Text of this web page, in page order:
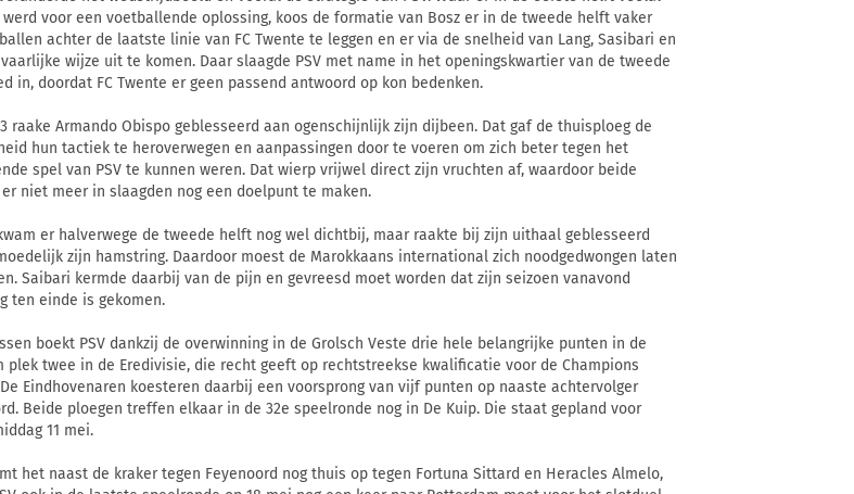
werd voor een voetballende oplossing, koos de formatie van Bosz er in de tweede helft vaker
achter de laatste linie van FC Twente te leggen en er via de snelheid van Lang, Sasibari en
wijze uit te komen. Daar slaagde PSV met name in het openingskwartier van de tweede
in, doordat FC Twente er geen passend antwoord op kon bedenken.
raake Armando Obispo geblesseerd aan ogenschijnlijk zijn dijbeen. Dat gaf de thuisploeg de
hun tactiek te heroverwegen en aanpassingen door te voeren om zich beter tegen het
spel van PSV te kunnen weren. Dat wierp vrijwel direct zijn vruchten af, waardoor beide
niet meer in slaagden nog een doelpunt te maken.
er halverwege de tweede helft nog wel dichtbij, maar raakte bij zijn uithaal geblesseerd
zijn hamstring. Daardoor moest de Marokkaans international zich noodgedwongen laten
Saibari kermde daarbij van de pijn en gevreesd moet worden dat zijn seizoen vanavond
ten einde is gekomen.
boekt PSV dankzij de overwinning in de Grolsch Veste drie hele belangrijke punten in de
plek twee in de Eredivisie, die recht geeft op rechtstreekse kwalificatie voor de Champions
De Eindhovenaren koesteren daarbij een voorsprong van vijf punten op naaste achtervolger
Beide ploegen treffen elkaar in de 32e speelronde nog in De Kuip. Die staat gepland voor
11 mei.
het naast de kraker tegen Feyenoord nog thuis op tegen Fortuna Sittard en Heracles Almelo,